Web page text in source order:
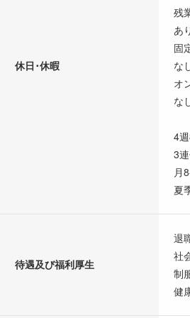
休日･休暇
残
あ
固
な
オ
な
4
3
月
夏
待遇及び福利厚生
退
社
制
健